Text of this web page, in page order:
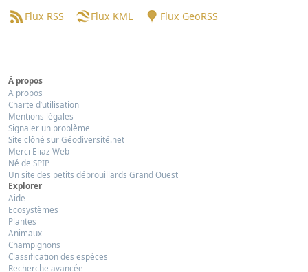
Flux RSS Flux KML Flux GeoRSS
À propos
A propos
Charte d’utilisation
Mentions légales
Signaler un problème
Site clôné sur Géodiversité.net
Merci Eliaz Web
Né de SPIP
Un site des petits débrouillards Grand Ouest
Explorer
Aide
Ecosystèmes
Plantes
Animaux
Champignons
Classification des espèces
Recherche avancée